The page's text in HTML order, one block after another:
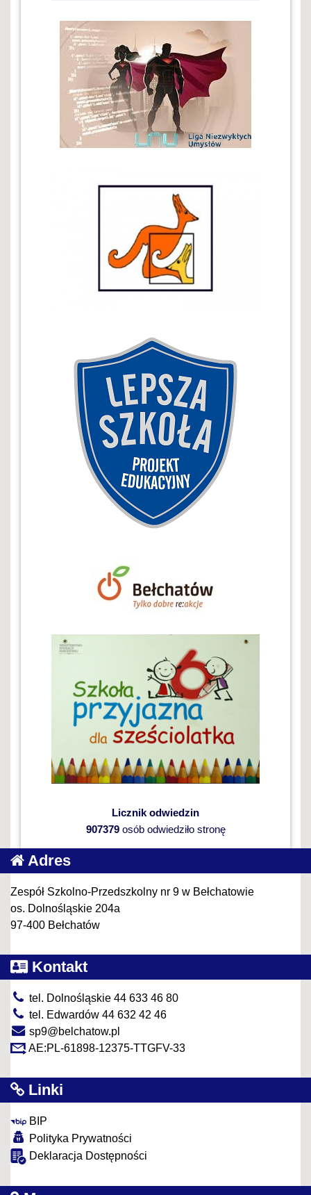
Licznik odwiedzin
907379osób odwiedziło stronę
Adres
Zespół Szkolno-Przedszkolny nr 9 w Bełchatowie
os. Dolnośląskie 204a
97-400 Bełchatów
Kontakt
tel. Dolnośląskie 44 633 46 80
tel. Edwardów 44 632 42 46
sp9@belchatow.pl
AE:PL-61898-12375-TTGFV-33
Linki
BIP
Polityka Prywatności
Deklaracja Dostępności